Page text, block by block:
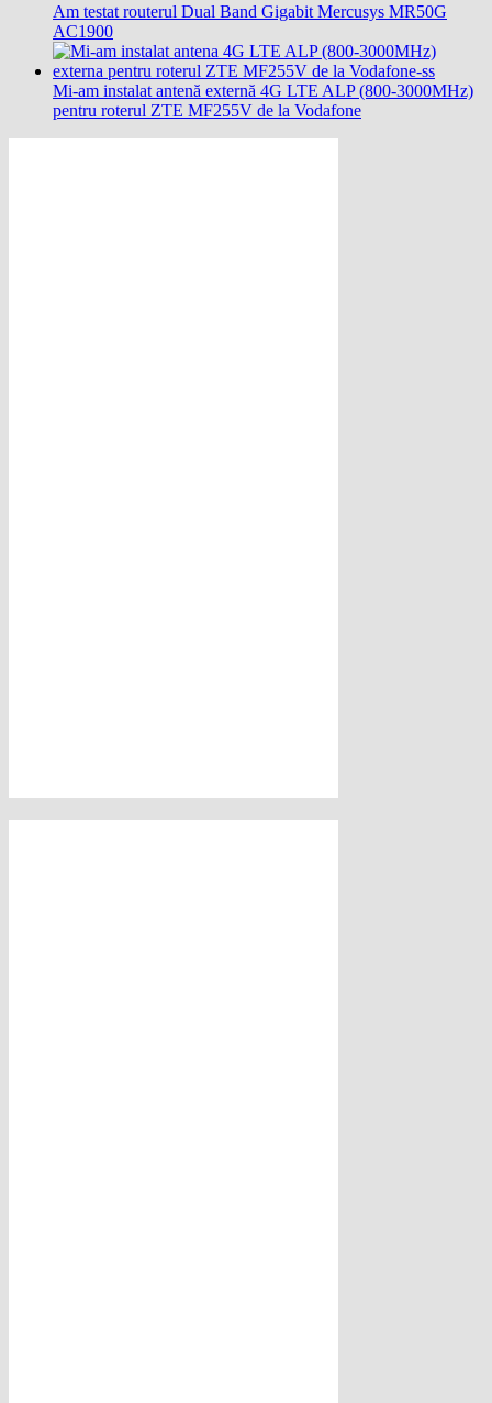
Am testat routerul Dual Band Gigabit Mercusys MR50G
AC1900
Mi-am instalat antenă externă 4G LTE ALP (800-3000MHz)
pentru roterul ZTE MF255V de la Vodafone